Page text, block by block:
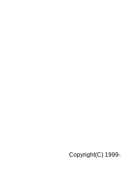
Copyright(C)